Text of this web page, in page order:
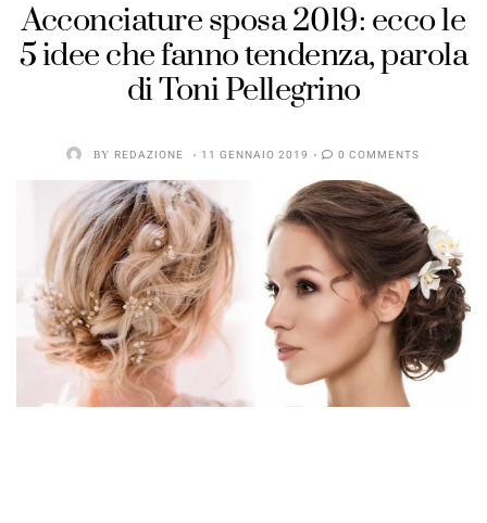
Acconciature sposa 2019: ecco le
5 idee che fanno tendenza, parola
di Toni Pellegrino
BY REDAZIONE 11 GENNAIO 2019 0 COMMENTS